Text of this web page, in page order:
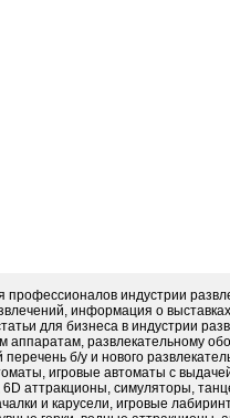
профессионалов индустрии
информация о
для бизнеса в индустрии
аппаратам, развлекательному
б/у и нового
игровые автоматы с
6D аттракционы, симуляторы,
и карусели, игровые